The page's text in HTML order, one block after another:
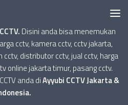
Disini anda bisa menemukan
cctv, kamera cctv, cctv jakarta,
distributor cctv, jual cctv, harga
online jakarta timur, pasang cctv.
anda diAyyubi CCTV Jakarta &